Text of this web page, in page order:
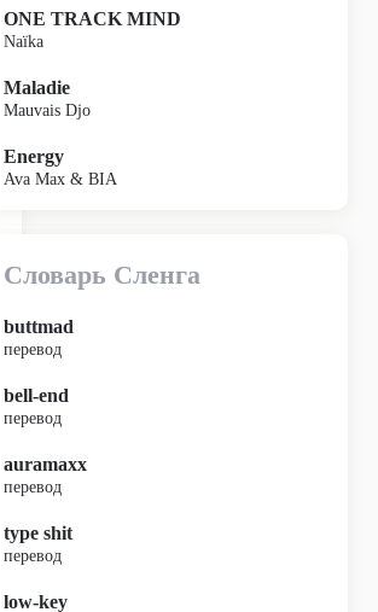
ONE TRACK MIND
Naïka
Maladie
Mauvais Djo
Energy
Ava Max & BIA
Словарь Сленга
buttmad
перевод
bell-end
перевод
auramaxx
перевод
type shit
перевод
low-key